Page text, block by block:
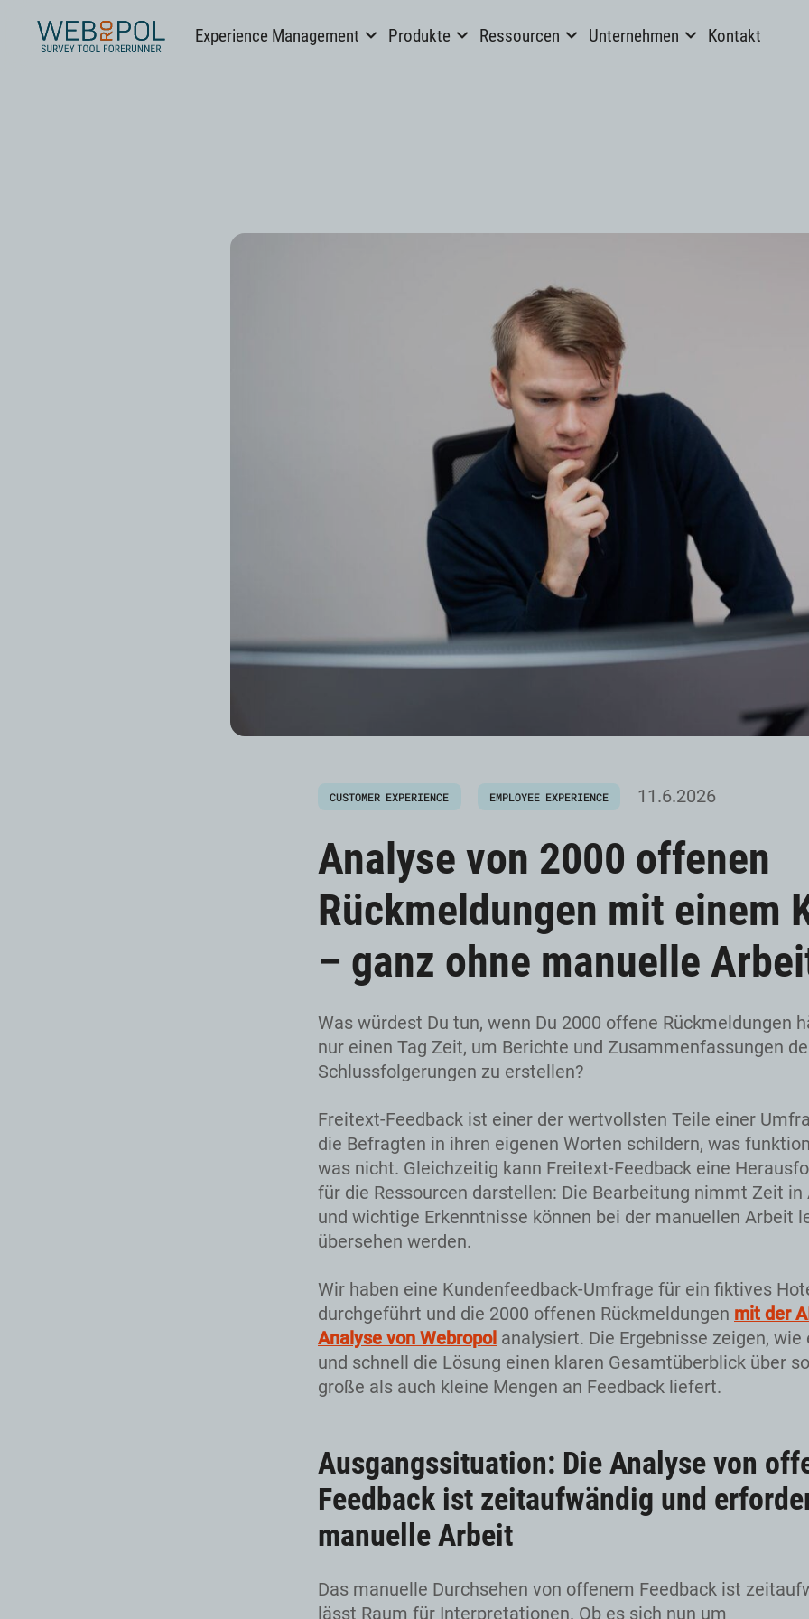
Webropol
Experience Management Produkte Ressourcen Unternehmen Kontakt
CUSTOMER EXPERIENCE EMPLOYEE EXPERIENCE 11.6.2026
Analyse von 2000 offenen
Rückmeldungen mit einem
– ganz ohne manuelle
Was würdest Du tun, wenn Du 2000 offene Rückmeldungen
nur einen Tag Zeit, um Berichte und Zusammenfassungen
Schlussfolgerungen zu erstellen?
Freitext-Feedback ist einer der wertvollsten Teile einer
die Befragten in ihren eigenen Worten schildern, was
was nicht. Gleichzeitig kann Freitext-Feedback eine
für die Ressourcen darstellen: Die Bearbeitung nimmt Zeit in
und wichtige Erkenntnisse können bei der manuellen Arbeit
übersehen werden.
Wir haben eine Kundenfeedback-Umfrage für ein fiktives
durchgeführt und die 2000 offenen Rückmeldungen mit der
Analyse von Webropol analysiert. Die Ergebnisse zeigen, wie
und schnell die Lösung einen klaren Gesamtüberblick über
große als auch kleine Mengen an Feedback liefert.
Ausgangssituation: Die Analyse von
Feedback ist zeitaufwändig und
manuelle Arbeit
Das manuelle Durchsehen von offenem Feedback ist
lässt Raum für Interpretationen. Ob es sich nun um